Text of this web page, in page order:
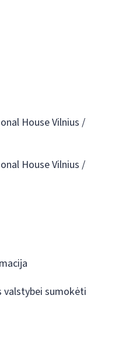
House Vilnius /
House Vilnius /
valstybei sumokėti